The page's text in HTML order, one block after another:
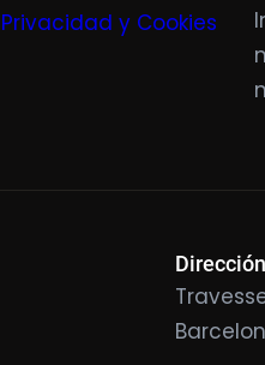
y Cookies
Dirección